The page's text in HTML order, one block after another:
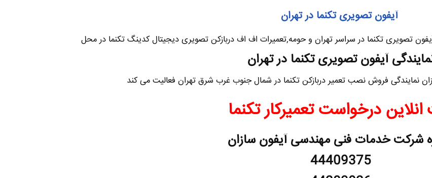
آیفون تصویری تکنما در تهران
تصویری تکنما در سراسر تهران و حومه,تعمیرات اف اف دربازکن تصویری دیجیتال کدینگ تکنما در محل
آیفون تصویری تکنما در تهران
نمایندگی فروش نصب تعمیر دربازکن تکنما در شمال جنوب غرب شرق تهران فعالیت می کند
درخواست تعمیرکار تکنما
شرکت خدمات فنی مهندسی آیفون سازان
44409375